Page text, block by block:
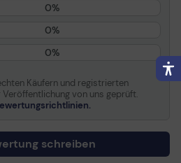
Bis zu 40000 Seiten
P3260dn
0%
0%
0%
Käufern und registrierten
von uns geprüft.
schreiben